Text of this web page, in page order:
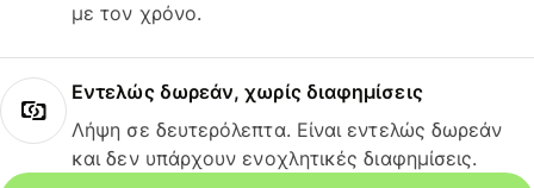
με τον χρόνο.
Εντελώς δωρεάν, χωρίς διαφημίσεις
Λήψη σε δευτερόλεπτα. Είναι εντελώς δωρεάν
και δεν υπάρχουν ενοχλητικές διαφημίσεις.